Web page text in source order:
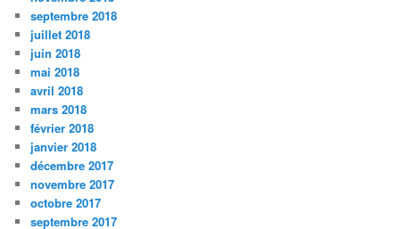
septembre 2018
juillet 2018
juin 2018
mai 2018
avril 2018
mars 2018
février 2018
janvier 2018
décembre 2017
novembre 2017
octobre 2017
septembre 2017